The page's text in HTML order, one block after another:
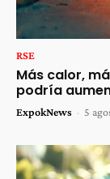
RSE
Más calor,
podría
ExpokNews - 5